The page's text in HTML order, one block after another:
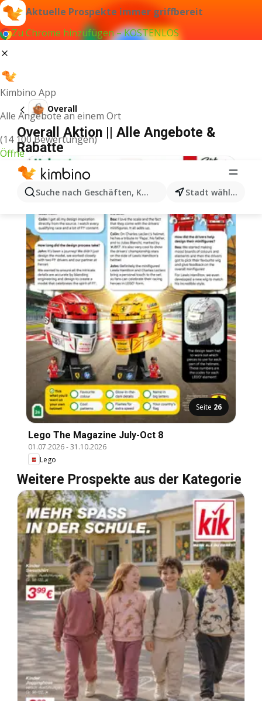
Aktuelle Prospekte immer griffbereit
Zu Chrome hinzufügen – KOSTENLOS
Kimbino App
Alle Angebote an einem Ort
(14 100 Bewertungen)
Öffne
Suche nach Geschäften, Kategorien, Produkten...
Stadt wählen
Overall
Overall Aktion || Alle Angebote &
Rabatte
Seite 26
Lego The Magazine July-Oct 8
01.07.2026-31.10.2026
Lego
Weitere Prospekte aus der Kategorie